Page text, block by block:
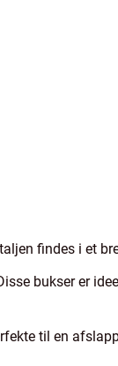
findes i et
bukser er
til en